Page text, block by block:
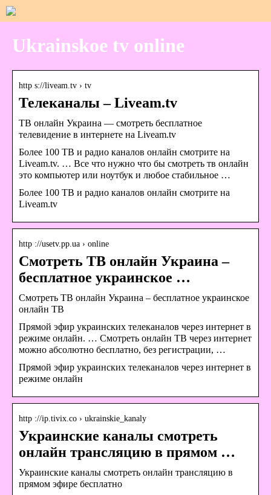
Ukrainskoe tv online
http s://liveam.tv › tv
Телеканалы – Liveam.tv
ТВ онлайн Украина — смотреть бесплатное
телевидение в интернете на Liveam.tv
Более 100 ТВ и радио каналов онлайн смотрите на
Liveam.tv. … Все что нужно что бы смотреть тв онлайн
это компьютер или ноутбук и любое стабильное …
Более 100 ТВ и радио каналов онлайн смотрите на
Liveam.tv
http ://usetv.pp.ua › online
Смотреть ТВ онлайн Украина –
бесплатное украинское …
Смотреть ТВ онлайн Украина – бесплатное украинское
онлайн ТВ
Прямой эфир украинских телеканалов через интернет в
режиме онлайн. … Смотреть онлайн ТВ через интернет
можно абсолютно бесплатно, без регистрации, …
Прямой эфир украинских телеканалов через интернет в
режиме онлайн
http ://ip.tivix.co › ukrainskie_kanaly
Украинские каналы смотреть
онлайн трансляцию в прямом …
Украинские каналы смотреть онлайн трансляцию в
прямом эфире бесплатно